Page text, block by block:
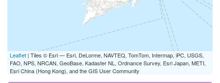
Leaflet | Tiles © Esri — Esri, DeLorme, NAVTEQ, TomTom, Intermap, iPC, USGS,
FAO, NPS, NRCAN, GeoBase, Kadaster NL, Ordnance Survey, Esri Japan, METI,
Esri China (Hong Kong), and the GIS User Community